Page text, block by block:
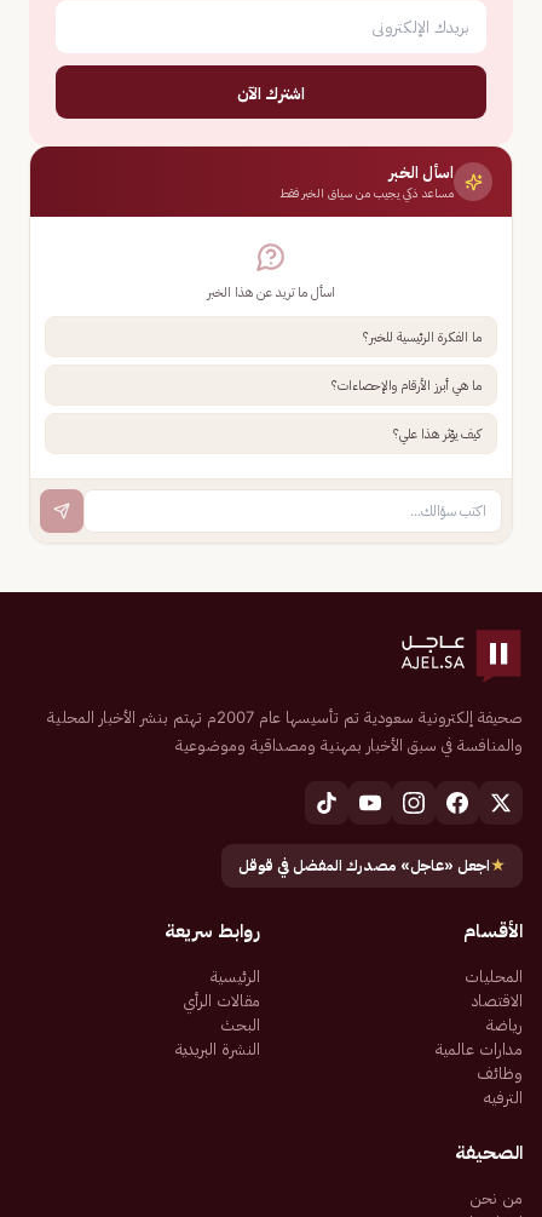
اشترك الآن
اسأل الخبر
مساعد ذكي يجيب من سياق الخبر فقط
اسأل ما تريد عن هذا الخبر
ما الفكرة الرئيسية للخبر؟
ما هي أبرز الأرقام والإحصاءات؟
كيف يؤثر هذا علي؟
صحيفة إلكترونية سعودية تم تأسيسها عام 2007م تهتم بنشر الأخبار المحلية
والمنافسة في سبق الأخبار بمهنية ومصداقية وموضوعية
★اجعل «عاجل» مصدرك المفضل في قوقل
الأقسام
المحليات
الاقتصاد
رياضة
مدارات عالمية
وظائف
الترفيه
روابط سريعة
الرئيسية
مقالات الرأي
البحث
النشرة البريدية
الصحيفة
من نحن